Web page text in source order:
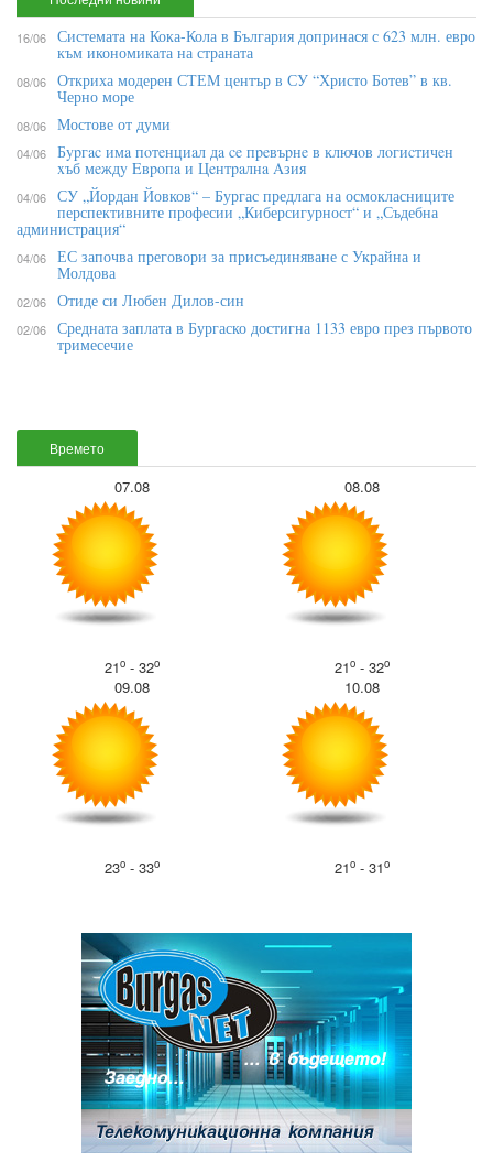
Времето
07.08
21o- 32o
08.08
21o- 32o
09.08
23o- 33o
10.08
21o- 31o
16/06 Системата на Кока-Кола в България допринася с 623 млн. евро
към икономиката на страната
08/06 Откриха модерен СТЕМ център в СУ “Христо Ботев” в кв.
Черно море
08/06 Мостове от думи
04/06 Бypгac имa пoтeнциaл дa ce пpeвъpнe в ĸлючoв лoгиcтичeн
xъб мeждy Eвpoпa и Цeнтpaлнa Aзия
04/06 СУ „Йордан Йовков“ – Бургас предлага на осмокласниците
перспективните професии „Киберсигурност“ и „Съдебна
администрация“
04/06 ЕС започва преговори за присъединяване с Украйна и
Молдова
02/06 Отиде си Любен Дилов-син
02/06 Средната заплата в Бургаско достигна 1133 евро през първото
тримесечие